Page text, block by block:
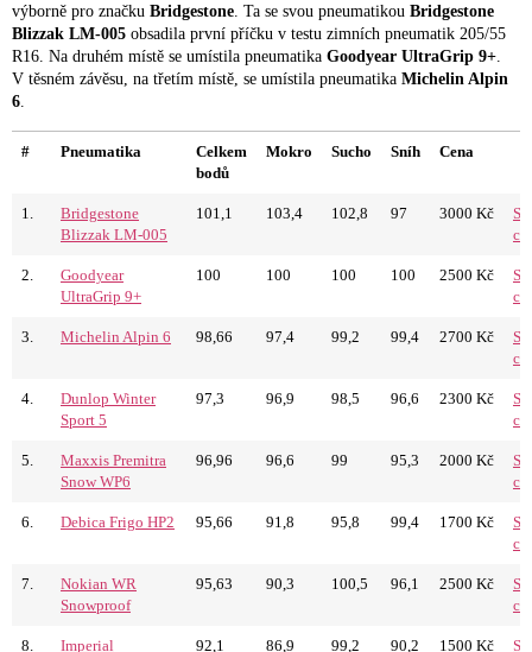
výborně pro značku Bridgestone. Ta se svou pneumatikou Bridgestone
Blizzak LM-005 obsadila první příčku v testu zimních pneumatik 205/55
R16. Na druhém místě se umístila pneumatika Goodyear UltraGrip 9+.
V těsném závěsu, na třetím místě, se umístila pneumatika Michelin Alpin
6.
# Pneumatika
Celkem
bodů
Mokro Sucho Sníh Cena
1.
Bridgestone
Blizzak LM-005
101,1 103,4 102,8 97 3000 Kč
2.
Goodyear
UltraGrip 9+
100 100 100 100 2500 Kč
3. Michelin Alpin 6 98,66 97,4 99,2 99,4 2700 Kč
4.
Dunlop Winter
Sport 5
97,3 96,9 98,5 96,6 2300 Kč
5.
Maxxis Premitra
Snow WP6
96,96 96,6 99 95,3 2000 Kč
6. Debica Frigo HP2 95,66 91,8 95,8 99,4 1700 Kč
7.
Nokian WR
Snowproof
95,63 90,3 100,5 96,1 2500 Kč
8.
Imperial
92,1 86,9 99,2 90,2 1500 Kč